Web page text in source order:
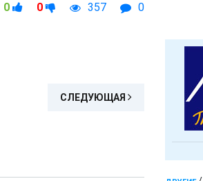
0 0 357 0
СЛЕДУЮЩАЯ